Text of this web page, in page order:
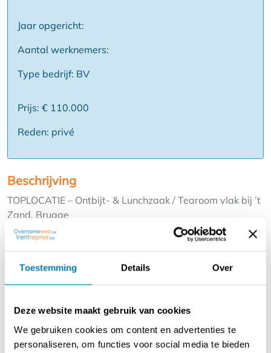
Toestemming Details Over
Deze website maakt gebruik van cookies
We gebruiken cookies om content en advertenties te
personaliseren, om functies voor social media te bieden
Jaar opgericht:
Aantal werknemers:
Type bedrijf: BV
Prijs: € 110.000
Reden: privé
Beschrijving
TOPLOCATIE – Ontbijt- & Lunchzaak / Tearoom vlak bij ’t
Zand, Brugge
Op een steenworp van ’t Zand bevindt zich deze
jarenlange naamsbekendheid in Brugge. De zaak geniet
van een sterke passage, een loyaal klantenbestand en
comfortabele zitplaatsen, gezellig ingericht en perfect
voor zowel ontbijtservice, lunch als zoete namiddagen.
Aan de straatzijde ligt een zongericht terras, ideaal om